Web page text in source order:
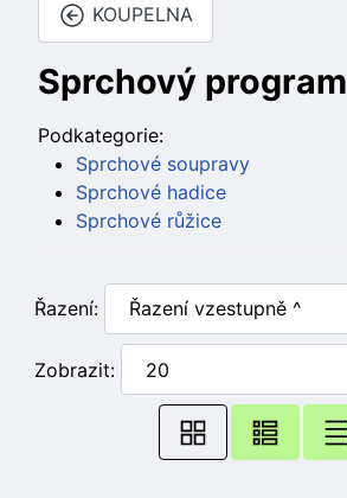
KOUPELNA
Sprchový program
Podkategorie:
Sprchové soupravy
Sprchové hadice
Sprchové růžice
Řazení:
Zobrazit: